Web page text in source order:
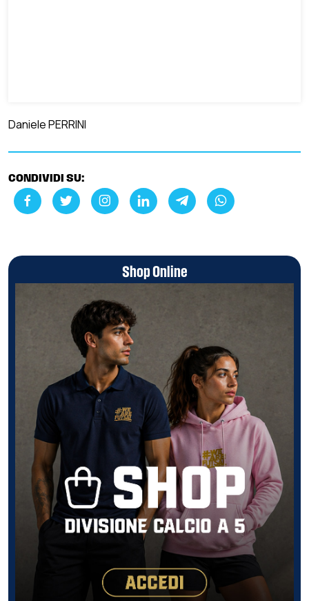
Daniele PERRINI
CONDIVIDI SU:
Shop Online